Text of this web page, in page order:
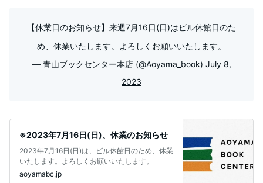
【休業日のお知らせ】来週7月16日(日)はビル休館日のた
め、休業いたします。よろしくお願いいたします。
— 青山ブックセンター本店 (@Aoyama_book) July 8,
2023
※2023年7月16日(日)、休業のお知らせ
2023年7月16日(日)は、ビル休館日のため、休業
いたします。よろしくお願いいたします。
aoyamabc.jp